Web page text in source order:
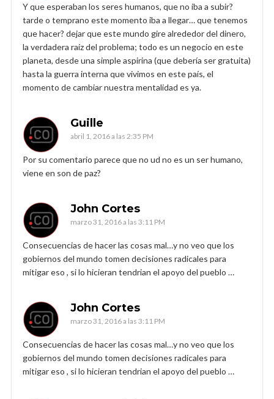
Y que esperaban los seres humanos, que no iba a subir?
tarde o temprano este momento iba a llegar… que tenemos
que hacer? dejar que este mundo gire alrededor del dinero,
la verdadera raíz del problema; todo es un negocio en este
planeta, desde una simple aspirina (que debería ser gratuita)
hasta la guerra interna que vivimos en este país, el
momento de cambiar nuestra mentalidad es ya.
Guille
abril 1, 2016 a las 2:35 PM
Por su comentario parece que no ud no es un ser humano,
viene en son de paz?
John Cortes
marzo 31, 2016 a las 3:11 PM
Consecuencias de hacer las cosas mal…y no veo que los
gobiernos del mundo tomen decisiones radicales para
mitigar eso , si lo hicieran tendrian el apoyo del pueblo …
John Cortes
marzo 31, 2016 a las 3:11 PM
Consecuencias de hacer las cosas mal…y no veo que los
gobiernos del mundo tomen decisiones radicales para
mitigar eso , si lo hicieran tendrian el apoyo del pueblo …